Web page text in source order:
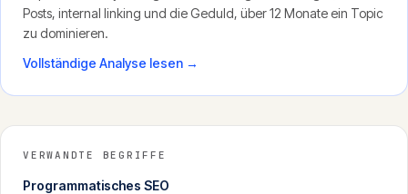
Posts, internal linking und die Geduld, über 12 Monate ein Topic
zu dominieren.
Vollständige Analyse lesen →
VERWANDTE BEGRIFFE
Programmatisches SEO